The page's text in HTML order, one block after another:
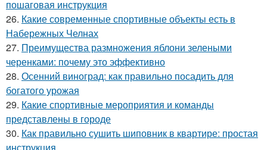
пошаговая инструкция
26. Какие современные спортивные объекты есть в
Набережных Челнах
27. Преимущества размножения яблони зелеными
черенками: почему это эффективно
28. Осенний виноград: как правильно посадить для
богатого урожая
29. Какие спортивные мероприятия и команды
представлены в городе
30. Как правильно сушить шиповник в квартире: простая